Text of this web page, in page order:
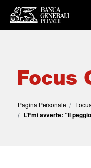
Focus
Pagina Personale
L’Fmi avverte: “Il